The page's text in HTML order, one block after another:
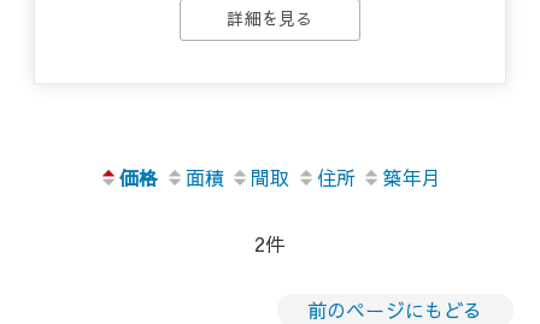
詳細を見る
価格 面積 間取 住所 築年月
2件
前のページにもどる